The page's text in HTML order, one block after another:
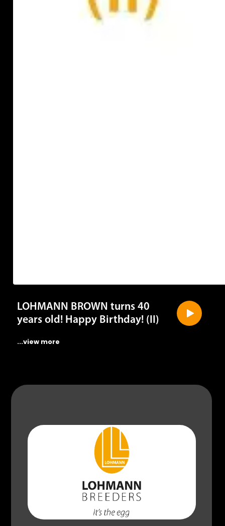
LOHMANN BROWN turns 40
years old! Happy Birthday! (II)